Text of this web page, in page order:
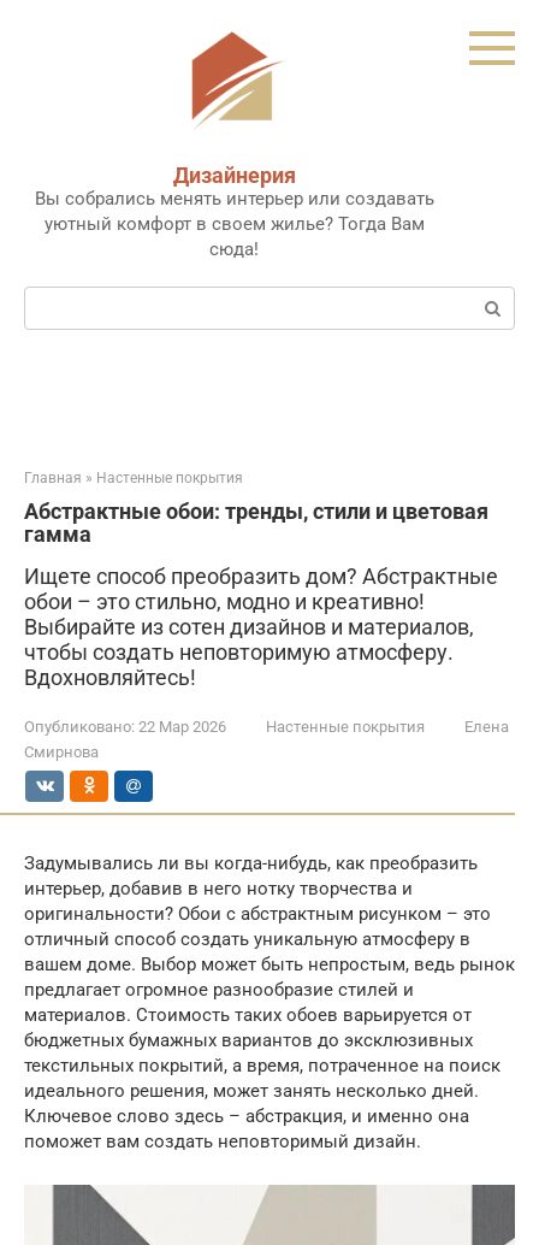
Дизайнерия
Вы собрались менять интерьер или создавать
уютный комфорт в своем жилье? Тогда Вам
сюда!
Поиск:
Главная » Настенные покрытия
Абстрактные обои: тренды, стили и цветовая
гамма
Ищете способ преобразить дом? Абстрактные
обои – это стильно, модно и креативно!
Выбирайте из сотен дизайнов и материалов,
чтобы создать неповторимую атмосферу.
Вдохновляйтесь!
Опубликовано: 22 Мар 2026 Настенные покрытия
Елена
Смирнова
Задумывались ли вы когда-нибудь, как преобразить
интерьер, добавив в него нотку творчества и
оригинальности? Обои с абстрактным рисунком – это
отличный способ создать уникальную атмосферу в
вашем доме. Выбор может быть непростым, ведь рынок
предлагает огромное разнообразие стилей и
материалов. Стоимость таких обоев варьируется от
бюджетных бумажных вариантов до эксклюзивных
текстильных покрытий, а время, потраченное на поиск
идеального решения, может занять несколько дней.
Ключевое слово здесь – абстракция, и именно она
поможет вам создать неповторимый дизайн.